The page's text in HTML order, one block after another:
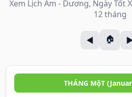
Xem Lịch Âm - Dương, Ngày Tốt
12 tháng
THÁNG MộT